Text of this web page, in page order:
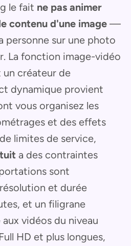
le fait ne pas animer
contenu d'une image —
personne sur une photo
La fonction image-vidéo
un créateur de
dynamique provient
vous organisez les
et des effets
limites de service,
a des contraintes
sont
résolution et durée
et un filigrane
vidéos du niveau
HD et plus longues,